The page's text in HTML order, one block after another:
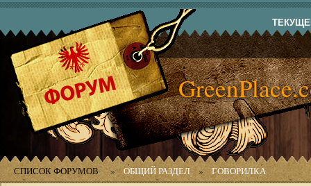
СПИСОК ФОРУМОВ » ОБЩИЙ РАЗДЕЛ » ГОВОРИЛКА